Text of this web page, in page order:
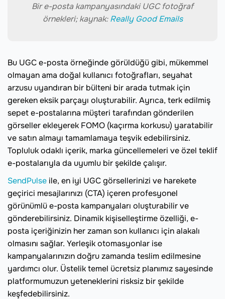
Bir e-posta kampanyasındaki UGC fotoğraf
örnekleri; kaynak:Really Good Emails
Bu UGC e-posta örneğinde görüldüğü gibi, mükemmel
olmayan ama doğal kullanıcı fotoğrafları, seyahat
arzusu uyandıran bir bülteni bir arada tutmak için
gereken eksik parçayı oluşturabilir. Ayrıca, terk edilmiş
sepet e-postalarına müşteri tarafından gönderilen
görseller ekleyerek FOMO (kaçırma korkusu) yaratabilir
ve satın almayı tamamlamaya teşvik edebilirsiniz.
Topluluk odaklı içerik, marka güncellemeleri ve özel teklif
e-postalarıyla da uyumlu bir şekilde çalışır.
SendPulse ile, en iyi UGC görsellerinizi ve harekete
geçirici mesajlarınızı (CTA) içeren profesyonel
görünümlü e-posta kampanyaları oluşturabilir ve
gönderebilirsiniz. Dinamik kişiselleştirme özelliği, e-
posta içeriğinizin her zaman son kullanıcı için alakalı
olmasını sağlar. Yerleşik otomasyonlar ise
kampanyalarınızın doğru zamanda teslim edilmesine
yardımcı olur. Üstelik temel ücretsiz planımız sayesinde
platformumuzun yeteneklerini risksiz bir şekilde
keşfedebilirsiniz.